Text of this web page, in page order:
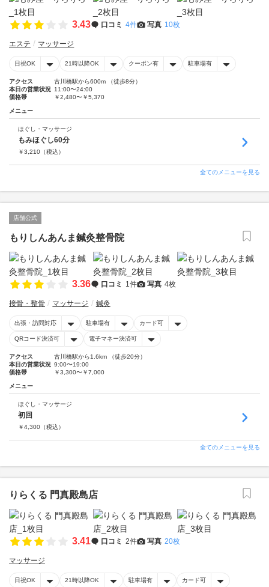
3.43 口コミ 4件 写真 10枚
エステ マッサージ
日祝OK 21時以降OK クーポン有 駐車場有
アクセス
古川橋駅から600m （徒歩8分）
本日の営業状況 11:00〜24:00
価格帯
￥2,480〜￥5,370
メニュー
ほぐし・マッサージ
もみほぐし60分
￥3,210 （税込）
全てのメニューを見る
店舗公式
もりしんあんま鍼灸整骨院
3.36 口コミ 1件 写真 4枚
接骨・整骨 マッサージ 鍼灸
出張・訪問対応 駐車場有 カード可
QRコード決済可 電子マネー決済可
アクセス
古川橋駅から1.6km （徒歩20分）
本日の営業状況 9:00〜19:00
価格帯
￥3,300〜￥7,000
メニュー
ほぐし・マッサージ
初回
￥4,300 （税込）
全てのメニューを見る
りらくる 門真殿島店
3.41 口コミ 2件 写真 20枚
マッサージ
日祝OK 21時以降OK 駐車場有 カード可